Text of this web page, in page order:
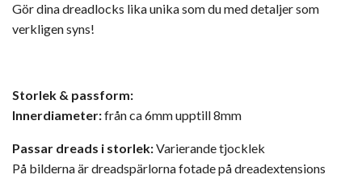
Gör dina dreadlocks lika unika som du med detaljer som
verkligen syns!
Storlek & passform:
Innerdiameter:från ca 6mm upptill 8mm
Passar dreads i storlek:Varierande tjocklek
På bilderna är dreadspärlorna fotade på dreadextensions